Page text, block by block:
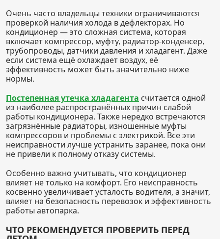
Очень часто владельцы техники ограничиваются
проверкой наличия холода в дефлекторах. Но
кондиционер — это сложная система, которая
включает компрессор, муфту, радиатор-конденсер,
трубопроводы, датчики давления и хладагент. Даже
если система ещё охлаждает воздух, её
эффективность может быть значительно ниже
нормы.
Постепенная утечка хладагента считается одной
из наиболее распространённых причин слабой
работы кондиционера. Также нередко встречаются
загрязнённые радиаторы, изношенные муфты
компрессоров и проблемы с электрикой. Все эти
неисправности лучше устранить заранее, пока они
не привели к полному отказу системы.
Особенно важно учитывать, что кондиционер
влияет не только на комфорт. Его неисправность
косвенно увеличивает усталость водителя, а значит,
влияет на безопасность перевозок и эффективность
работы автопарка.
ЧТО РЕКОМЕНДУЕТСЯ ПРОВЕРИТЬ ПЕРЕД